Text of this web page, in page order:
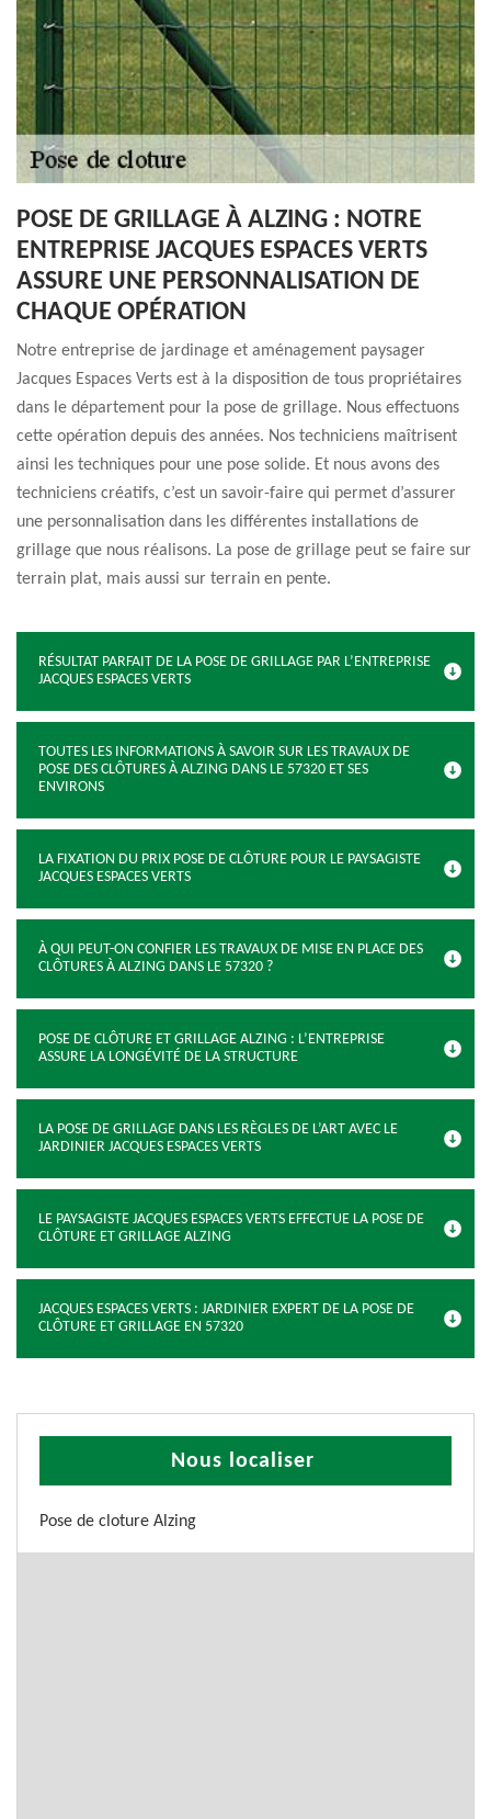
POSE DE GRILLAGE À ALZING : NOTRE
ENTREPRISE JACQUES ESPACES VERTS
ASSURE UNE PERSONNALISATION DE
CHAQUE OPÉRATION
Notre entreprise de jardinage et aménagement paysager
Jacques Espaces Verts est à la disposition de tous propriétaires
dans le département pour la pose de grillage. Nous effectuons
cette opération depuis des années. Nos techniciens maîtrisent
ainsi les techniques pour une pose solide. Et nous avons des
techniciens créatifs, c’est un savoir-faire qui permet d’assurer
une personnalisation dans les différentes installations de
grillage que nous réalisons. La pose de grillage peut se faire sur
terrain plat, mais aussi sur terrain en pente.
RÉSULTAT PARFAIT DE LA POSE DE GRILLAGE PAR L’ENTREPRISE
JACQUES ESPACES VERTS
TOUTES LES INFORMATIONS À SAVOIR SUR LES TRAVAUX DE
POSE DES CLÔTURES À ALZING DANS LE 57320 ET SES
ENVIRONS
LA FIXATION DU PRIX POSE DE CLÔTURE POUR LE PAYSAGISTE
JACQUES ESPACES VERTS
À QUI PEUT-ON CONFIER LES TRAVAUX DE MISE EN PLACE DES
CLÔTURES À ALZING DANS LE 57320 ?
POSE DE CLÔTURE ET GRILLAGE ALZING : L’ENTREPRISE
ASSURE LA LONGÉVITÉ DE LA STRUCTURE
LA POSE DE GRILLAGE DANS LES RÈGLES DE L’ART AVEC LE
JARDINIER JACQUES ESPACES VERTS
LE PAYSAGISTE JACQUES ESPACES VERTS EFFECTUE LA POSE DE
CLÔTURE ET GRILLAGE ALZING
JACQUES ESPACES VERTS : JARDINIER EXPERT DE LA POSE DE
CLÔTURE ET GRILLAGE EN 57320
Nous localiser
Pose de cloture Alzing